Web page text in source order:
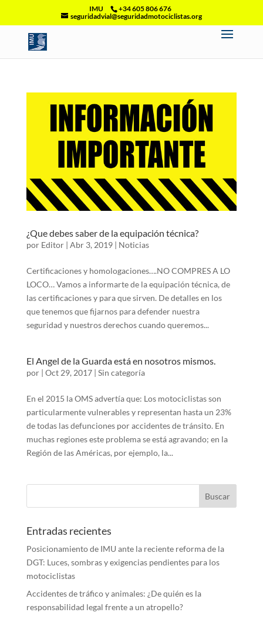
IMU
+34 605 806 676
seguridadvial@seguridadmotociclistas.org
¿Que debes saber de la equipación técnica?
por Editor| Abr 3, 2019| Noticias
Certificaciones y homologaciones….NO COMPRES A LO
LOCO… Vamos a informarte de la equipación técnica, de
las certificaciones y para que sirven. De detalles en los
que tenemos que fijarnos para defender nuestra
seguridad y nuestros derechos cuando queremos...
El Angel de la Guarda está en nosotros mismos.
por | Oct 29, 2017| Sin categoría
En el 2015 la OMS advertía que: Los motociclistas son
particularmente vulnerables y representan hasta un 23%
de todas las defunciones por accidentes de tránsito. En
muchas regiones este problema se está agravando; en la
Región de las Américas, por ejemplo, la...
Entradas recientes
Posicionamiento de IMU ante la reciente reforma de la
DGT: Luces, sombras y exigencias pendientes para los
motociclistas
Accidentes de tráfico y animales: ¿De quién es la
responsabilidad legal frente a un atropello?